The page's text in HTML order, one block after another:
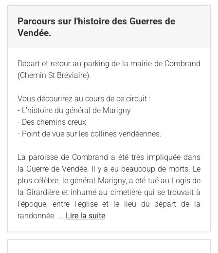
Parcours sur l'histoire des Guerres de
Vendée.
Départ et retour au parking de la mairie de Combrand
(Chemin St Bréviaire).
Vous décourirez au cours de ce circuit :
- L'histoire du général de Marigny
- Des chemins creux
- Point de vue sur les collines vendéennes.
La paroisse de Combrand a été très impliquée dans
la Guerre de Vendée. Il y a eu beaucoup de morts. Le
plus célèbre, le général Marigny, a été tué au Logis de
la Girardière et inhumé au cimetière qui se trouvait à
l'époque, entre l'église et le lieu du départ de la
randonnée. ... Lire la suite